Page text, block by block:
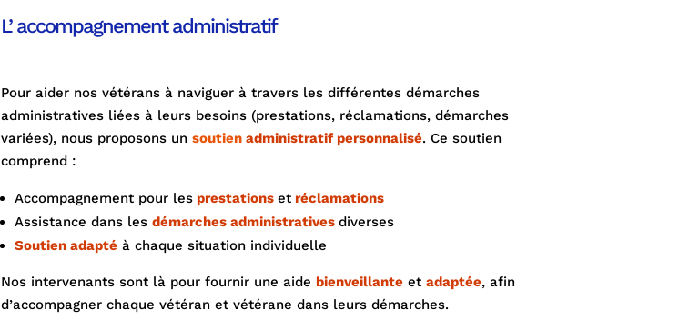
L’ accompagnement administratif
Pour aider nos vétérans à naviguer à travers les différentes démarches
administratives liées à leurs besoins (prestations, réclamations, démarches
variées), nous proposons unsoutienadministratif personnalisé. Ce soutien
comprend :
Accompagnement pour les prestationset réclamations
Assistance dans lesdémarches administrativesdiverses
Soutien adapté à chaque situation individuelle
Nos intervenants sont là pour fournir une aide bienveillante et adaptée, afin
d’accompagner chaque vétéran et vétérane dans leurs démarches.